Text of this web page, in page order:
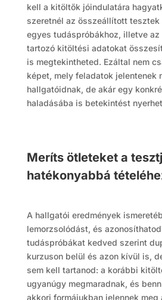
kell a kitöltők jóindulatára
szeretnél az összeállított tesztek
egyes tudáspróbákhoz, illetve
tartozó kitöltési adatokat
is megtekintheted. Ezáltal nem
képet, mely feladatok jelentenek
hallgatóidnak, de akár egy
haladásába is betekintést
Meríts ötleteket a
hatékonyabbá
A hallgatói eredmények
lemorzsolódást, és
tudáspróbákat kedved szerint
kurzuson belül és azon kívül is,
sem kell tartanod: a korábbi
ugyanúgy megmaradnak, és
akkori formájukban jelennek